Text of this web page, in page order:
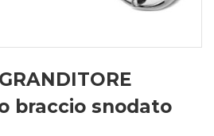
braccio snodato